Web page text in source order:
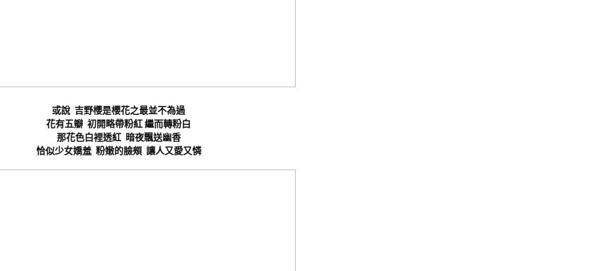
或說 吉野櫻是櫻花之最並不為過
花有五瓣 初開略帶粉紅 繼而轉粉白
那花色白裡透紅 暗夜飄送幽香
恰似少女嬌羞 粉嫩的臉頰 讓人又愛又憐